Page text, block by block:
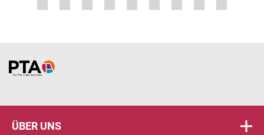
Home
ÜBER UNS